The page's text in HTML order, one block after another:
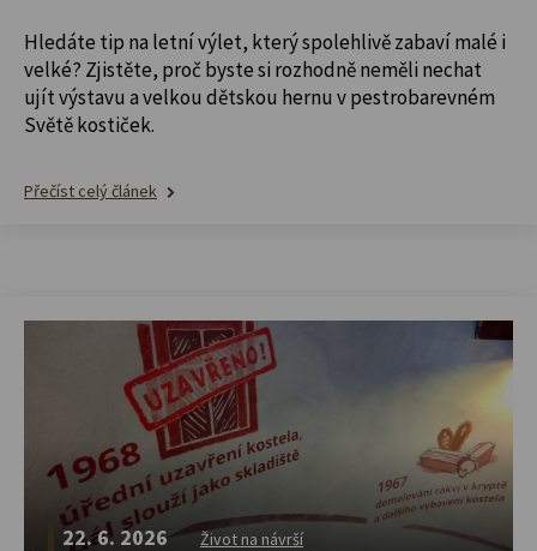
Hledáte tip na letní výlet, který spolehlivě zabaví malé i
velké? Zjistěte, proč byste si rozhodně neměli nechat
ujít výstavu a velkou dětskou hernu v pestrobarevném
Světě kostiček.
Přečíst celý článek
22. 6. 2026 Život na návrší